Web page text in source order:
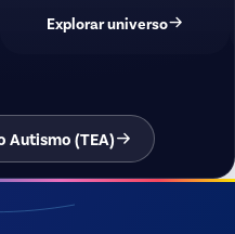
Explorar universo
Autismo (TEA)